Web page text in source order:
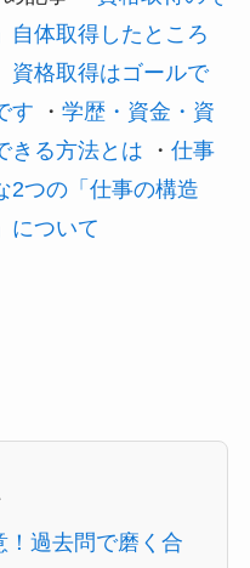
体取得したところ
資格取得はゴールで
す
・ 学歴・資金・資
きる方法とは
・ 仕事
2つの「仕事の構造
について
過去問で磨く合